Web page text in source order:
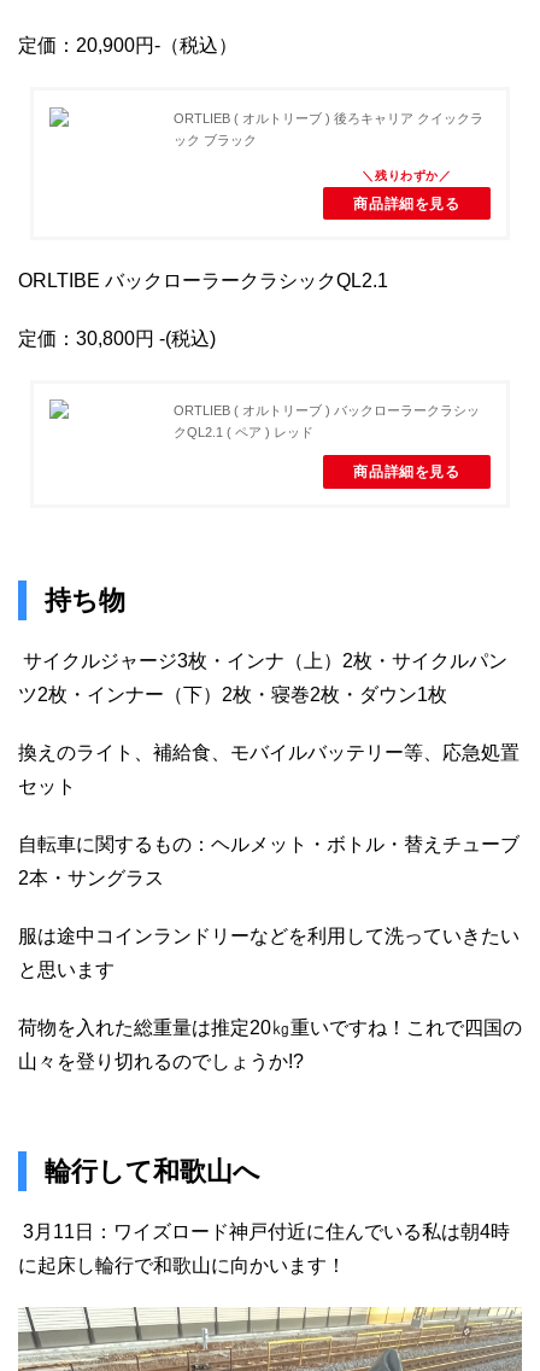
定価：20,900円-（税込）
ORTLIEB ( オルトリーブ ) 後ろキャリア クイックラ
ック ブラック
商品詳細を見る
ORLTIBE バックローラークラシックQL2.1
定価：30,800円 -(税込)
ORTLIEB ( オルトリーブ ) バックローラークラシッ
クQL2.1 ( ペア ) レッド
商品詳細を見る
持ち物
サイクルジャージ3枚・インナ（上）2枚・サイクルパン
ツ2枚・インナー（下）2枚・寝巻2枚・ダウン1枚
換えのライト、補給食、モバイルバッテリー等、応急処置
セット
自転車に関するもの：ヘルメット・ボトル・替えチューブ
2本・サングラス
服は途中コインランドリーなどを利用して洗っていきたい
と思います
荷物を入れた総重量は推定20㎏重いですね！これで四国の
山々を登り切れるのでしょうか!?
輪行して和歌山へ
3月11日：ワイズロード神戸付近に住んでいる私は朝4時
に起床し輪行で和歌山に向かいます！